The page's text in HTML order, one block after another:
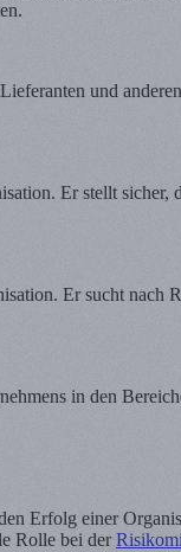
und
Er stellt sicher,
Er sucht
in den
Erfolg einer
Rolle bei der